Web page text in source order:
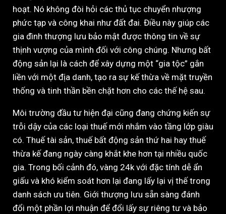
hoạt. Nó không đòi hỏi các thủ tục chuyển nhượng
phức tạp và công khai như đất đai. Điều này giúp các
gia đình thượng lưu bảo mật được thông tin về sự
thịnh vượng của mình đối với công chúng. Nhưng bất
động sản lại là cách để xây dựng một “gia tộc” gắn
liền với một địa danh, tạo ra sự kế thừa về mặt truyền
thống và tinh thần bền chặt hơn cho các thế hệ sau.
Môi trường đầu tư hiện đại cũng đang chứng kiến sự
trỗi dậy của các loại thuế mới nhắm vào tầng lớp giàu
có. Thuế tài sản, thuế bất động sản thứ hai hay thuế
thừa kế đang ngày càng khắt khe hơn tại nhiều quốc
gia. Trong bối cảnh đó, vàng 24k với đặc tính dễ ẩn
giấu và khó kiểm soát hơn lại đang lấy lại vị thế trong
danh sách ưu tiên. Giới thượng lưu sẵn sàng đánh
đổi một phần lợi nhuận để đổi lấy sự riêng tư và bảo